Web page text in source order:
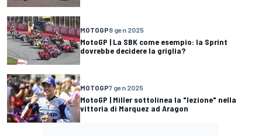
MOTOGP8 gen 2025
MotoGP | La SBK come esempio: la Sprint
dovrebbe decidere la griglia?
MOTOGP7 gen 2025
MotoGP | Miller sottolinea la "lezione" nella
vittoria di Marquez ad Aragon